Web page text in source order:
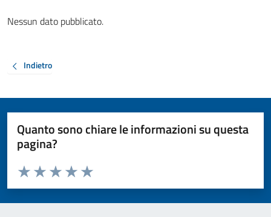
Nessun dato pubblicato.
Indietro
Quanto sono chiare le informazioni su questa
pagina?
Valuta da 1 a 5 stelle la pagina
Valuta 5 stelle su 5
Valuta 4 stelle su 5
Valuta 3 stelle su 5
Valuta 2 stelle su 5
Valuta 1 stelle su 5